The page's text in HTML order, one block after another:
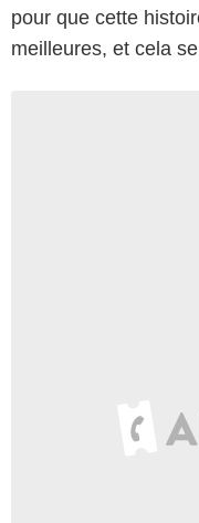
pour que cette
meilleures, et cela